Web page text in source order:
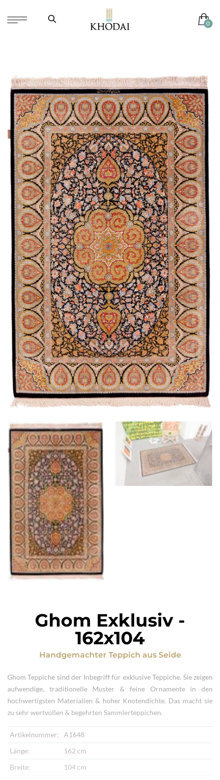
Ghom Exklusiv -
162x104
Handgemachter Teppich aus Seide
Ghom Teppiche sind der Inbegriff für exklusive Teppiche. Sie zeigen
aufwendige, traditionelle Muster & feine Ornamente in den
hochwertigsten Materialien & hoher Knotendichte. Das macht sie
zu sehr wertvollen & begehrten Sammlerteppichen.
Artikelnummer:
A1648
Länge:
162 cm
Breite:
104 cm